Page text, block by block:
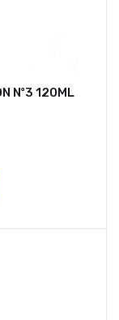
Nº3 120ML